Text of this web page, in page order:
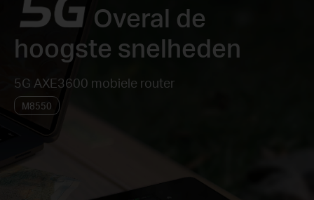
Overal de
hoogste snelheden
5G AXE3600 mobiele router
M8550